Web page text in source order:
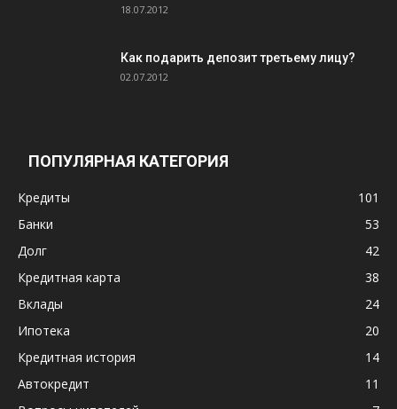
18.07.2012
Как подарить депозит третьему лицу?
02.07.2012
ПОПУЛЯРНАЯ КАТЕГОРИЯ
Кредиты
101
Банки
53
Долг
42
Кредитная карта
38
Вклады
24
Ипотека
20
Кредитная история
14
Автокредит
11